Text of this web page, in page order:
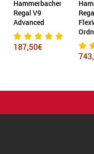
Hammerbacher
Regal V9
Advanced
187,50€